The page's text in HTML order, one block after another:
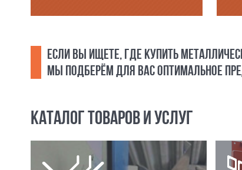
ЕСЛИ ВЫ ИЩЕТЕ, ГДЕ КУПИТЬ
МЫ ПОДБЕРЁМ ДЛЯ ВАС ОПТИМАЛЬНОЕ
КАТАЛОГ ТОВАРОВ И УСЛУГ